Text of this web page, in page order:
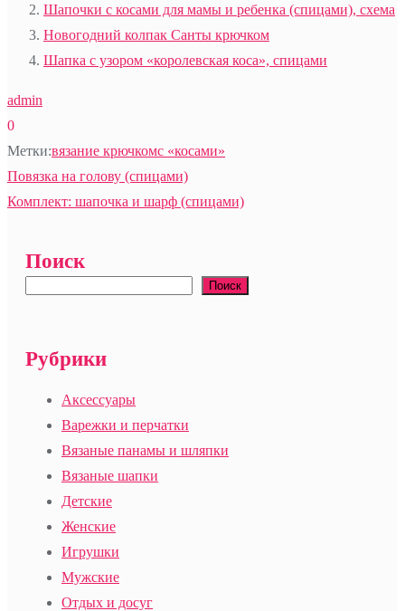
Шапочки с косами для мамы и ребенка (спицами), схема
Новогодний колпак Санты крючком
Шапка с узором «королевская коса», спицами
admin
0
Метки:вязание крючкомс «косами»
Навигация
по
Повязка на голову (спицами)
Комплект: шапочка и шарф (спицами)
Поиск
Поиск
Рубрики
Аксессуары
Варежки и перчатки
Вязаные панамы и шляпки
Вязаные шапки
Детские
Женские
Игрушки
Мужские
Отдых и досуг